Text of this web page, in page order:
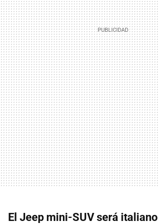
El Jeep mini-SUV será italiano